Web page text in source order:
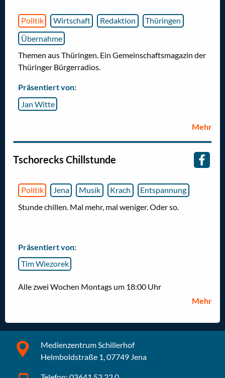
Politik Wirtschaft Redaktion
Thüringen
Übernahme
Themen aus Thüringen. Ein Gemeinschaftsmagazin der
Thüringer Bürgerradios.
Präsentiert von:
Jan Witte
Mehr
Tschorecks Chillstunde
Politik Jena Musik Krach
Entspannung
Stunde chillen. Mal mehr, mal weniger. Oder so.
Präsentiert von:
Tim Wiezorek
Alle zwei Wochen Montags um 18:00 Uhr
Mehr
Medienzentrum Schillerhof
Helmboldstraße 1, 07749 Jena